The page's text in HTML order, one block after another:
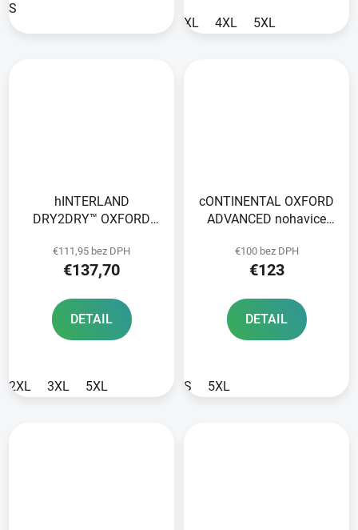
S
XL 4XL 5XL
hINTERLAND
DRY2DRY™ OXFORD
čierne
€111,95 bez DPH
€137,70
DETAIL
2XL 3XL 5XL
cONTINENTAL OXFORD
ADVANCED nohavice
€100 bez DPH
€123
DETAIL
S 5XL